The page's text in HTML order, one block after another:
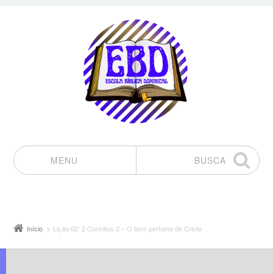
MENU
BUSCA
Início Lição 02: 2 Coríntios 2 – O bom perfume de Cristo